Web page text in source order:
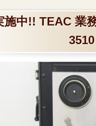
施中!! TEAC 業